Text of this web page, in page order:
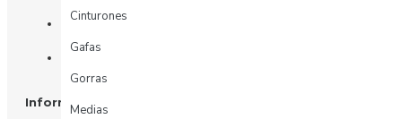
Cinturones
Gafas
Gorras
Medias
Oficina: Calle 81 # 11 - 31 piso 4
Información